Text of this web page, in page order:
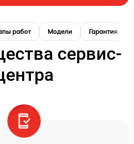
работ Модели Гарантия
сервис-